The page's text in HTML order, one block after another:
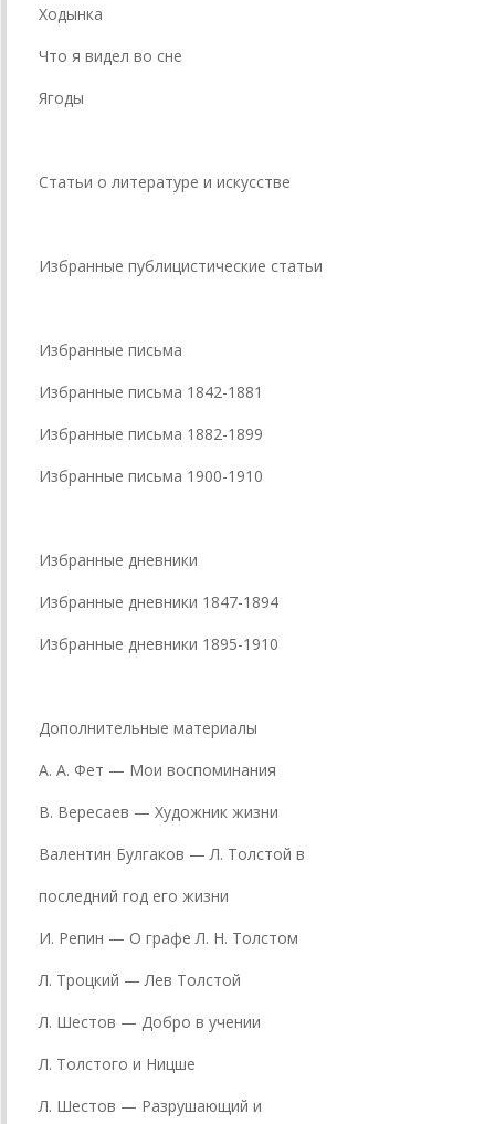
Ходынка
Что я видел во сне
Ягоды
Статьи о литературе и искусстве
Избранные публицистические статьи
Избранные письма
Избранные письма 1842-1881
Избранные письма 1882-1899
Избранные письма 1900-1910
Избранные дневники
Избранные дневники 1847-1894
Избранные дневники 1895-1910
Дополнительные материалы
А. А. Фет — Мои воспоминания
В. Вересаев — Художник жизни
Валентин Булгаков — Л. Толстой в
последний год его жизни
И. Репин — О графе Л. Н. Толстом
Л. Троцкий — Лев Толстой
Л. Шестов — Добро в учении
Л. Толстого и Ницше
Л. Шестов — Разрушающий и